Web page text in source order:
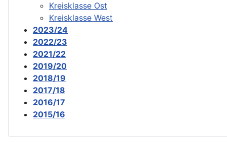
Kreisklasse Ost
Kreisklasse West
2023/24
2022/23
2021/22
2019/20
2018/19
2017/18
2016/17
2015/16